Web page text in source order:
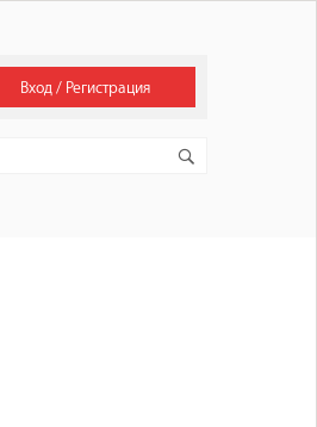
Вход / Регистрация